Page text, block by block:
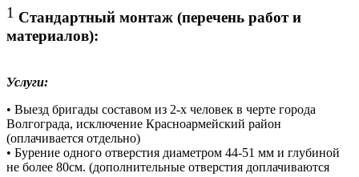
1 Стандартный монтаж (перечень работ и
материалов):
Услуги:
• Выезд бригады составом из 2-х человек в черте города
Волгограда, исключение Красноармейский район
(оплачивается отдельно)
• Бурение одного отверстия диаметром 44-51 мм и глубиной
не более 80см. (дополнительные отверстия доплачиваются